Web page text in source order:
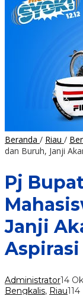
Beranda / Riau /
dan Buruh, Janji
Pj
Janji
Administrator14
Bengkalis, Riau